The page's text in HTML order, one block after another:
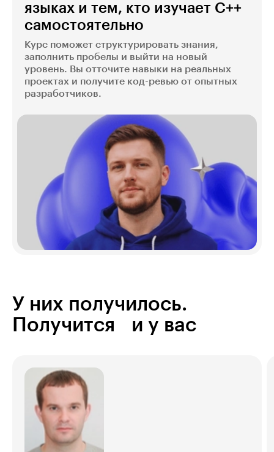
языках и тем, кто изучает C++
самостоятельно
Курс поможет структурировать знания,
заполнить пробелы и выйти на новый
уровень. Вы отточите навыки на реальных
проектах и получите код-ревью от опытных
разработчиков.
У них получилось.
Получится и у вас